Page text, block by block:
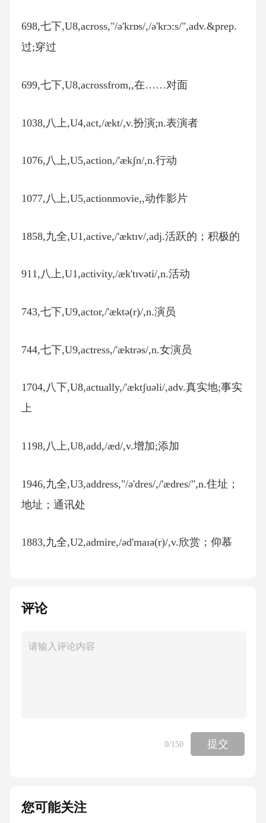
698,七下,U8,across,"/ə'krɒs/,/ə'krɔ:s/",adv.&prep.
过;穿过
699,七下,U8,acrossfrom,,在……对面
1038,八上,U4,act,/ækt/,v.扮演;n.表演者
1076,八上,U5,action,/'ækʃn/,n.行动
1077,八上,U5,actionmovie,,动作影片
1858,九全,U1,active,/'æktɪv/,adj.活跃的；积极的
911,八上,U1,activity,/æk'tɪvəti/,n.活动
743,七下,U9,actor,/'æktə(r)/,n.演员
744,七下,U9,actress,/'æktrəs/,n.女演员
1704,八下,U8,actually,/'æktʃuəli/,adv.真实地;事实
上
1198,八上,U8,add,/æd/,v.增加;添加
1946,九全,U3,address,"/ə'dres/,/'ædres/",n.住址；
地址；通讯处
1883,九全,U2,admire,/əd'maɪə(r)/,v.欣赏；仰慕
成人的n.成人;成年动物
1293,八上,U10,advise,/əd'vaɪz/,v.劝告;建议
果）；买得起
评论
0/150 提交
您可能关注